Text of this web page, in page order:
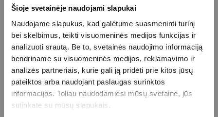
Šioje svetainėje naudojami slapukai
Naudojame slapukus, kad galėtume suasmeninti turinį
bei skelbimus, teikti visuomeninės medijos funkcijas ir
analizuoti srautą. Be to, svetainės naudojimo informaciją
bendriname su visuomeninės medijos, reklamavimo ir
analizės partneriais, kurie gali ją pridėti prie kitos jūsų
pateiktos arba naudojant paslaugas surinktos
informacijos. Toliau naudodamiesi mūsų svetaine, jūs
sutinkate su mūsų slapukais.
a-fetoproteinas (AFP) 16 €
Antikūnai prieš acetilcholino receptorius 55 €
Antikūnai prieš gliutamo rūgšties dekarboksilazę (anti-
GAD) 40 €
Antikūnai prieš kardiolipiną (AKA) IgM 27 €
Antikūnai prieš kardiolipiną(AKA)IgG 27 €
Antikūnai prieš raumenims specifinę tirozinkinazę
(anti-MuSK) 60 €
Antikūnų prieš autoimuninių miopatijų antigenus